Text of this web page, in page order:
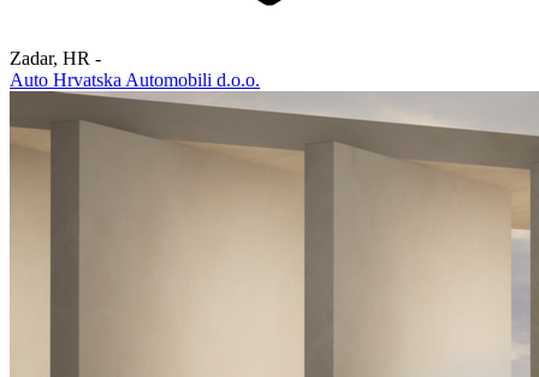
Zadar, HR -
Auto Hrvatska Automobili d.o.o.